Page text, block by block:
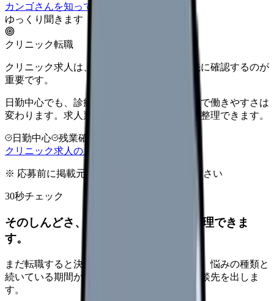
カンゴさんを知ってから相談する
ゆっくり聞きます
クリニック転職
クリニック求人は、勤務時間と人間関係を先に確認するのが
重要です。
日勤中心でも、診療科・院長方針・人数体制で働きやすさは
変わります。求人票だけで決める前に条件を整理できます。
日勤中心 残業確認
クリニック求人の見方を確認する
※ 応募前に掲載元の最新情報を確認してください
30秒チェック
そのしんどさ、転職すべきサインか整理できま
す。
まだ転職すると決めていなくても大丈夫です。悩みの種類と
続いている期間から、次に見るべき記事と相談先を出しま
す。